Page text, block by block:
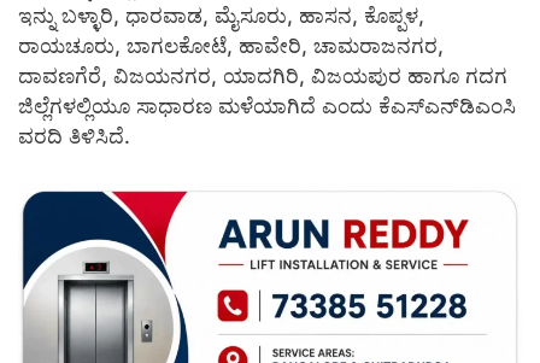
ಇನ್ನು ಬಳ್ಳಾರಿ, ಧಾರವಾಡ, ಮೈಸೂರು, ಹಾಸನ, ಕೊಪ್ಪಳ,
ರಾಯಚೂರು, ಬಾಗಲಕೋಟೆ, ಹಾವೇರಿ, ಚಾಮರಾಜನಗರ,
ದಾವಣಗೆರೆ, ವಿಜಯನಗರ, ಯಾದಗಿರಿ, ವಿಜಯಪುರ ಹಾಗೂ ಗದಗ
ಜಿಲ್ಲೆಗಳಲ್ಲಿಯೂ ಸಾಧಾರಣ ಮಳೆಯಾಗಿದೆ ಎಂದು ಕೆಎಸ್‌ಎನ್‌ಡಿಎಂಸಿ
ವರದಿ ತಿಳಿಸಿದೆ.